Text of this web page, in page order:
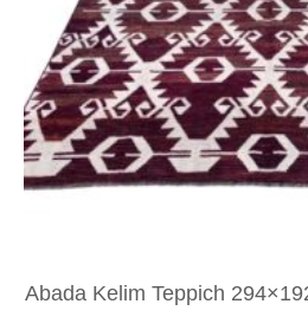
Abada Kelim Teppich